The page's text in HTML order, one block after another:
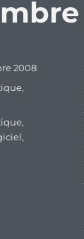
2008
,
,
,